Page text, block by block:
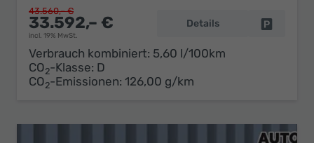
33.592,– €
incl. 19% MwSt.
43.560,– €
Details
Verbrauch kombiniert: 5,60 l/100km
CO2-Klasse: D
CO2-Emissionen: 126,00 g/km